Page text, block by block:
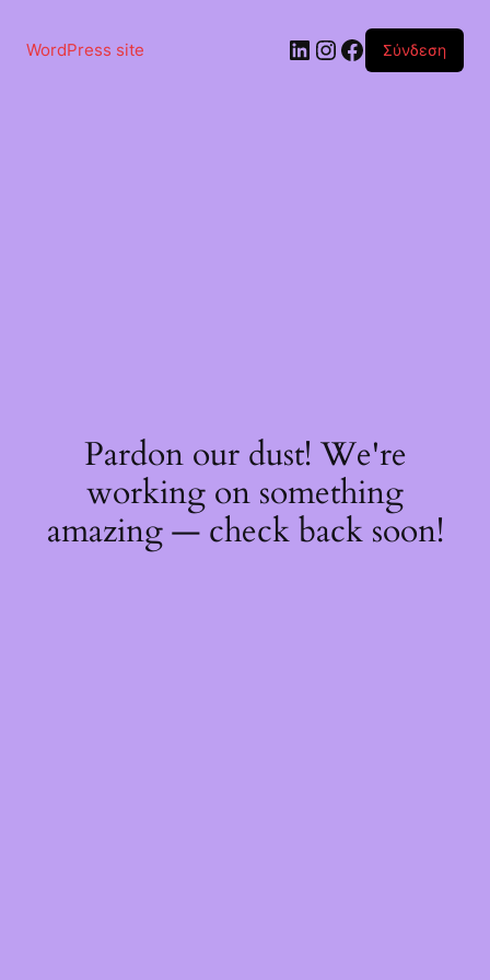
περιεχόμενο
WordPress site Linkedin
Instagram
Facebook
Σύνδεση
Pardon our dust! We're
working on something
amazing — check back soon!